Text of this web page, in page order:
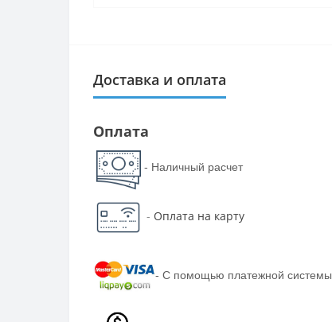
Доставка и оплата
Оплата
- Наличный расчет
- Оплата на карту
- С помощью платежной системы